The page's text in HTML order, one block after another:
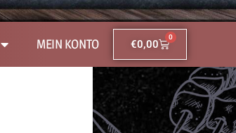
MEIN KONTO €0,00
0